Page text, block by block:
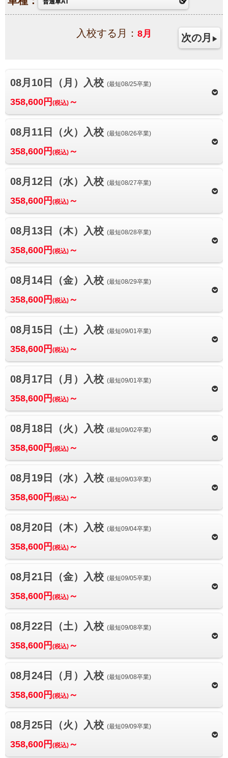
入校する月： 8月 次の月
08月10日（月）入校 (最短08/25卒業)
358,600円 (税込) ～
08月11日（火）入校 (最短08/26卒業)
358,600円 (税込) ～
08月12日（水）入校 (最短08/27卒業)
358,600円 (税込) ～
08月13日（木）入校 (最短08/28卒業)
358,600円 (税込) ～
08月14日（金）入校 (最短08/29卒業)
358,600円 (税込) ～
08月15日（土）入校 (最短09/01卒業)
358,600円 (税込) ～
08月17日（月）入校 (最短09/01卒業)
358,600円 (税込) ～
08月18日（火）入校 (最短09/02卒業)
358,600円 (税込) ～
08月19日（水）入校 (最短09/03卒業)
358,600円 (税込) ～
08月20日（木）入校 (最短09/04卒業)
358,600円 (税込) ～
08月21日（金）入校 (最短09/05卒業)
358,600円 (税込) ～
08月22日（土）入校 (最短09/08卒業)
358,600円 (税込) ～
08月24日（月）入校 (最短09/08卒業)
358,600円 (税込) ～
08月25日（火）入校 (最短09/09卒業)
358,600円 (税込) ～